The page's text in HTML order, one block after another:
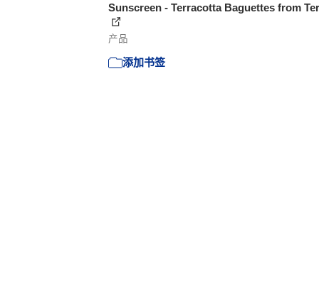
Sunscreen - Terracotta Baguettes from
产品
添加书签